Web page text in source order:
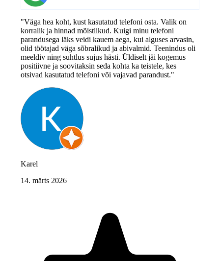
"Väga hea koht, kust kasutatud telefoni osta. Valik on
korralik ja hinnad mõistlikud. Kuigi minu telefoni
parandusega läks veidi kauem aega, kui alguses arvasin,
olid töötajad väga sõbralikud ja abivalmid. Teenindus oli
meeldiv ning suhtlus sujus hästi. Üldiselt jäi kogemus
positiivne ja soovitaksin seda kohta ka teistele, kes
otsivad kasutatud telefoni või vajavad parandust."
Karel
14. märts 2026